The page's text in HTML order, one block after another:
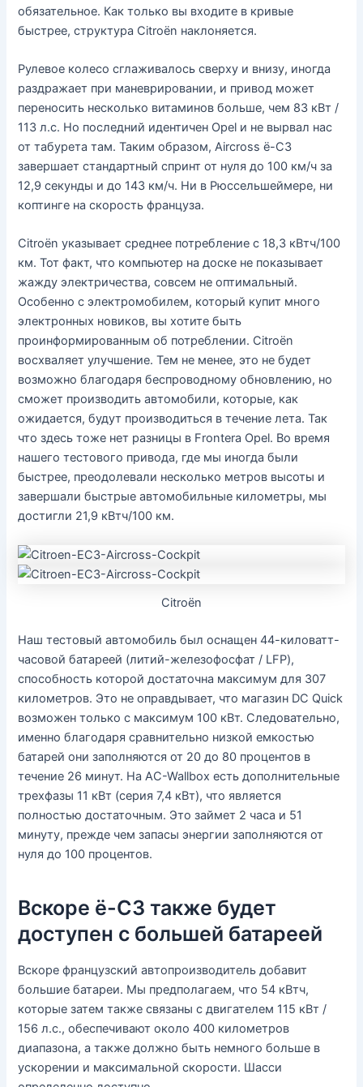
обязательное. Как только вы входите в кривые
быстрее, структура Citroën наклоняется.
Рулевое колесо сглаживалось сверху и внизу, иногда
раздражает при маневрировании, и привод может
переносить несколько витаминов больше, чем 83 кВт /
113 л.с. Но последний идентичен Opel и не вырвал нас
от табурета там. Таким образом, Aircross ë-C3
завершает стандартный спринт от нуля до 100 км/ч за
12,9 секунды и до 143 км/ч. Ни в Рюссельшеймере, ни
коптинге на скорость француза.
Citroën указывает среднее потребление с 18,3 кВтч/100
км. Тот факт, что компьютер на доске не показывает
жажду электричества, совсем не оптимальный.
Особенно с электромобилем, который купит много
электронных новиков, вы хотите быть
проинформированным об потреблении. Citroën
восхваляет улучшение. Тем не менее, это не будет
возможно благодаря беспроводному обновлению, но
сможет производить автомобили, которые, как
ожидается, будут производиться в течение лета. Так
что здесь тоже нет разницы в Frontera Opel. Во время
нашего тестового привода, где мы иногда были
быстрее, преодолевали несколько метров высоты и
завершали быстрые автомобильные километры, мы
достигли 21,9 кВтч/100 км.
Citroën
Наш тестовый автомобиль был оснащен 44-киловатт-
часовой батареей (литий-железофосфат / LFP),
способность которой достаточна максимум для 307
километров. Это не оправдывает, что магазин DC Quick
возможен только с максимум 100 кВт. Следовательно,
именно благодаря сравнительно низкой емкостью
батарей они заполняются от 20 до 80 процентов в
течение 26 минут. На AC-Wallbox есть дополнительные
трехфазы 11 кВт (серия 7,4 кВт), что является
полностью достаточным. Это займет 2 часа и 51
минуту, прежде чем запасы энергии заполняются от
нуля до 100 процентов.
Вскоре ë-C3 также будет
доступен с большей батареей
Вскоре французский автопроизводитель добавит
большие батареи. Мы предполагаем, что 54 кВтч,
которые затем также связаны с двигателем 115 кВт /
156 л.с., обеспечивают около 400 километров
диапазона, а также должно быть немного больше в
ускорении и максимальной скорости. Шасси